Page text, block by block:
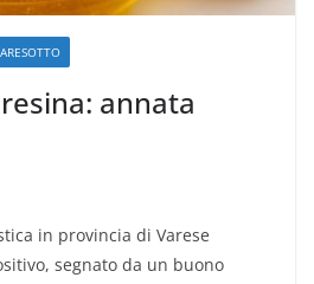
annata
in provincia di Varese
segnato da un buono